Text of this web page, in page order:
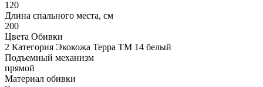
120
Длина спального места, см
200
Цвета Обивки
2 Категория Экокожа Терра ТМ 14 белый
Подъемный механизм
прямой
Материал обивки